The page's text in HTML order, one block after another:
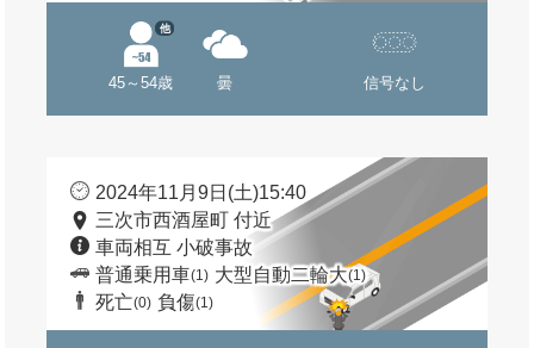
45～54歳
他
曇 信号なし
2024年11月9日(土)15:40
三次市西酒屋町 付近
車両相互 小破事故
普通乗用車(1) 大型自動二輪大(1)
死亡(0) 負傷(1)